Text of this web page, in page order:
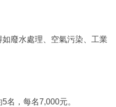
廢水處理、空氣污染、工業
名，每名7,000元。